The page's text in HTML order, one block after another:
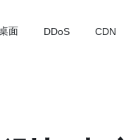
面 DDoS CDN